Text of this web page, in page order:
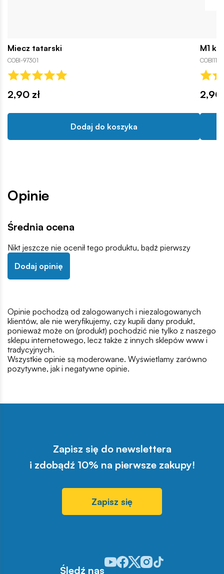
Miecz tatarski
COBI-97301
2,90 zł
Dodaj do koszyka
M1
2,90
Opinie
Średnia ocena
Nikt jeszcze nie ocenił tego produktu, bądź pierwszy
Dodaj opinię
Opinie pochodzą od zalogowanych i niezalogowanych
klientów, ale nie weryfikujemy, czy kupili dany produkt,
ponieważ może on (produkt) pochodzić nie tylko z naszego
sklepu internetowego, lecz także z innych sklepów www i
tradycyjnych.
Wszystkie opinie są moderowane. Wyświetlamy zarówno
pozytywne, jak i negatywne opinie.
Zapisz się do newslettera
i zdobądź 10% na pierwsze zakupy!
Zapisz się
Śledź nas
Odwiedź nasz profil w serwisie
Odwiedź nasz profil w serwisie
Odwiedź nasz profil w
Odwiedź nasz profil w
Odwiedź nasz profil